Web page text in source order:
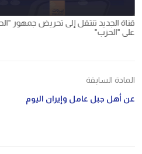
إلى تحريض جمهور "الحركة"
المادة السابقة
‏عن أهل جبل عامل وإيران اليوم